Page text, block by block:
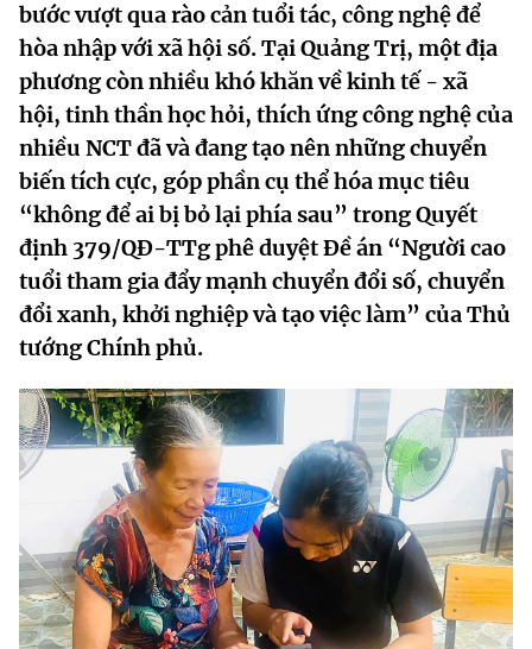
Cơ cấu tổ chức
Lịch sử phát triển
Sở Khoa học và Công nghệ
Khoa học và Công nghệ
Đổi mới sáng tạo
Chuyển đổi số
Bưu chính, Viễn thông
Sở hữu trí tuệ
Tiêu chuẩn, đo lường, chất lượng
Năng lượng nguyên tử
Tin tổng hợp
Tin địa phương
Dịch vụ công
Hệ thống văn bản
Văn bản QPPL
Văn bản chỉ đạo điều hành
Lấy ý kiến người dân về dự thảo VBQPPL
MST IOFFICE
THỐNG KÊ
Khoa học và Công nghệ
Đổi mới sáng tạo
Chuyển đổi số
Bưu chính, Viễn thông
Sở hữu trí tuệ
Tiêu chuẩn, đo lường, chất lượng
Năng lượng nguyên tử
Multimedia
THƯ ĐIỆN TỬ
Khác
Infographic
Ảnh
Nhiệm vụ trọng tâm
Chọn ngôn ngữ
bước vượt qua rào cản tuổi tác, công nghệ để
hòa nhập với xã hội số. Tại Quảng Trị, một địa
phương còn nhiều khó khăn về kinh tế - xã
hội, tinh thần học hỏi, thích ứng công nghệ của
nhiều NCT đã và đang tạo nên những chuyển
biến tích cực, góp phần cụ thể hóa mục tiêu
“không để ai bị bỏ lại phía sau” trongQuyết
định 379/QĐ-TTg phê duyệt Đề án “Người cao
tuổi tham gia đẩy mạnh chuyển đổi số, chuyển
đổi xanh, khởi nghiệp và tạo việc làm” của Thủ
tướng Chính phủ.